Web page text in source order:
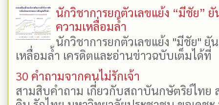
นักวิชาการยกตัวเลขแย้ง “มีชัย”
ความเหลื่อมล้ำ
นักวิชาการยกตัวเลขแย้ง "มีชัย"
เหลื่อมล้ำ เครดิตและอ่านข่าวฉบับเต็มได้
30 คำถามจากคนไม่รักเจ้า
สามสิบคำถาม เกี่ยวกับสถาบันกษัตริย์ไทย